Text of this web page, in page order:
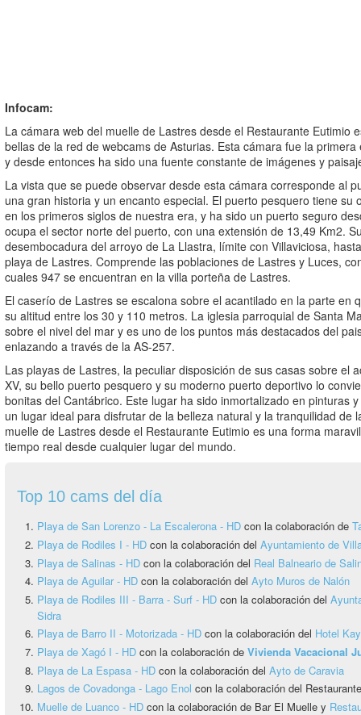
Infocam:
La cámara web del muelle de Lastres desde el Restaurante Eutimio
bellas de la red de webcams de Asturias. Esta cámara fue la
y desde entonces ha sido una fuente constante de imágenes y
La vista que se puede observar desde esta cámara corresponde al
una gran historia y un encanto especial. El puerto pesquero tiene
en los primeros siglos de nuestra era, y ha sido un puerto seguro
ocupa el sector norte del puerto, con una extensión de 13,49 Km2.
desembocadura del arroyo de La Llastra, límite con Villaviciosa,
playa de Lastres. Comprende las poblaciones de Lastres y Luces,
cuales 947 se encuentran en la villa porteña de Lastres.
El caserío de Lastres se escalona sobre el acantilado en la parte en
su altitud entre los 30 y 110 metros. La iglesia parroquial de Santa
sobre el nivel del mar y es uno de los puntos más destacados del
enlazando a través de la AS-257.
Las playas de Lastres, la peculiar disposición de sus casas sobre el
XV, su bello puerto pesquero y su moderno puerto deportivo lo
bonitas del Cantábrico. Este lugar ha sido inmortalizado en pinturas
un lugar ideal para disfrutar de la belleza natural y la tranquilidad de
muelle de Lastres desde el Restaurante Eutimio es una forma
tiempo real desde cualquier lugar del mundo.
Top 10 cams del día
Playa de San Lorenzo - La Escalerona - HD con la colaboración de
Playa de Rodiles I - HD con la colaboración del Ayuntamiento de
Playa de Salinas - HD con la colaboración del Real Balneario de
Playa de Aguilar - HD con la colaboración del Ayto Muros de Nalón
Playa de Rodiles III - Barra - Surf - HD con la colaboración del
Sidra
Playa de Barro II - Motorizada - HD con la colaboración del Hotel
Playa de Xagó I - HD con la colaboración de Vivienda Vacacional
Playa de La Espasa - HD con la colaboración del Ayto de Caravia
Lagos de Covadonga - Lago Enol con la colaboración del
Muelle de Luanco - HD con la colaboración de Bar El Muelle y